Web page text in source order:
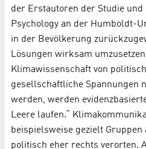
der Erstautoren der Studie
Psychology an der Humboldt-
in der Bevölkerung
Lösungen wirksam
Klimawissenschaft von
gesellschaftliche Spannungen
werden, werden
Leere laufen.“
beispielsweise gezielt Gruppen
politisch eher rechts verorten.